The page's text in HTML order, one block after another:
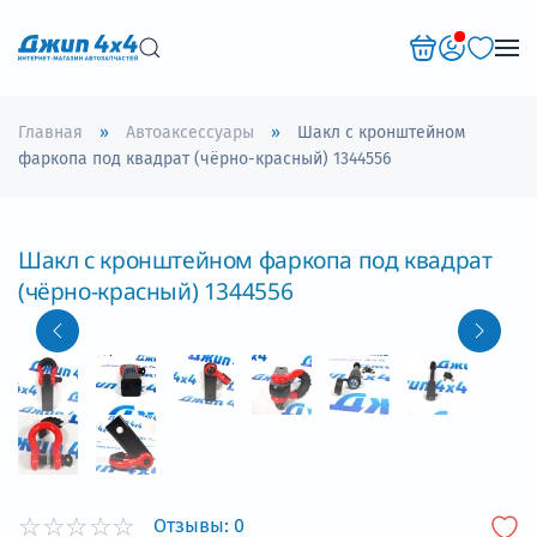
Перейти к содержимому
Главная Автоаксессуары
Шакл с кронштейном
фаркопа под квадрат (чёрно-красный) 1344556
Шакл с кронштейном фаркопа под квадрат
(чёрно-красный) 1344556
Отзывы: 0